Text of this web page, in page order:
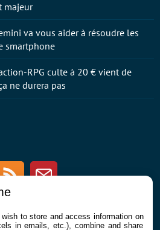
RSS Newsletter
À PROPOS
majeur
va vous aider à résoudre les
smartphone
RPG culte à 20 € vient de
ne durera pas
wish to store and access information on
in emails, etc.), combine and share